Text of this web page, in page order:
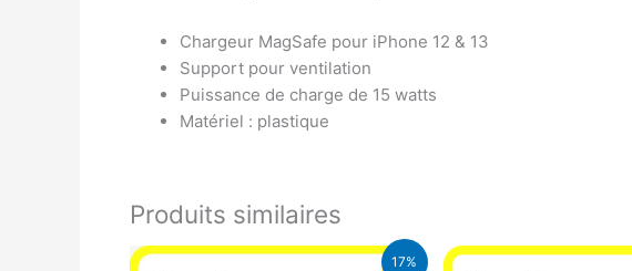
Chargeur MagSafe pour iPhone 12 & 13
Support pour ventilation
Puissance de charge de 15 watts
Matériel : plastique
Produits similaires
17%
Le
Le
Le
Le